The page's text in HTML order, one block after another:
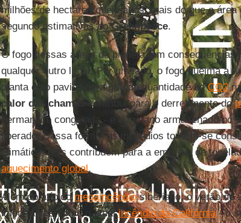
milhões de hectares queimados, mais do que a
segundo estimativas doGreenpeace.
O fogo nessas áreas do planeta tem consequências
qualquer outro lugar. Por um lado, o fogo queima a
planta cujo pavio libera grande quantidade deCO2
calor das chamas
contribui para o derretimento do
permanece congelada - e o metano armazenado no
liberado. Dessa forma, os incêndios tornam-se
climática, pois contribuem para a emissão de
aquecimento global.
Além do atípicomegaincêndiosiberiano, o verão de
importantes como o atualincêndio da Califórnia- o